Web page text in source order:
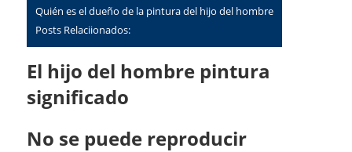
quién es el dueño de la pintura del hijo del hombre
Posts Relaciionados:
El hijo del hombre pintura
significado
no se puede reproducir